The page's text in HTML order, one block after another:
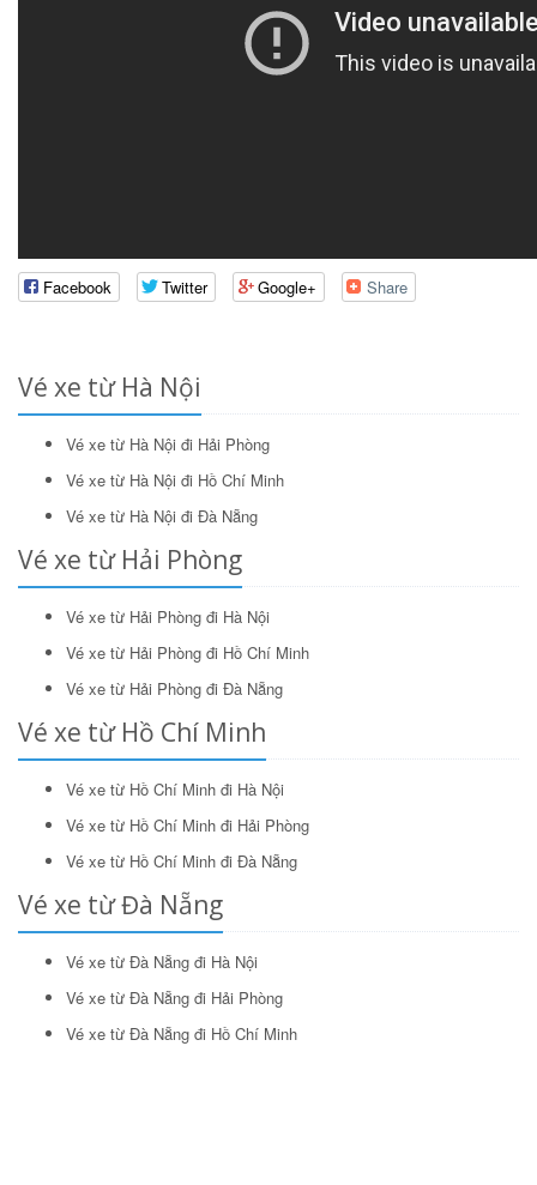
Facebook Twitter Google+ Share
Vé xe từ Hà Nội
Vé xe từ Hà Nội đi Hải Phòng
Vé xe từ Hà Nội đi Hồ Chí Minh
Vé xe từ Hà Nội đi Đà Nẵng
Vé xe từ Hải Phòng
Vé xe từ Hải Phòng đi Hà Nội
Vé xe từ Hải Phòng đi Hồ Chí Minh
Vé xe từ Hải Phòng đi Đà Nẵng
Vé xe từ Hồ Chí Minh
Vé xe từ Hồ Chí Minh đi Hà Nội
Vé xe từ Hồ Chí Minh đi Hải Phòng
Vé xe từ Hồ Chí Minh đi Đà Nẵng
Vé xe từ Đà Nẵng
Vé xe từ Đà Nẵng đi Hà Nội
Vé xe từ Đà Nẵng đi Hải Phòng
Vé xe từ Đà Nẵng đi Hồ Chí Minh